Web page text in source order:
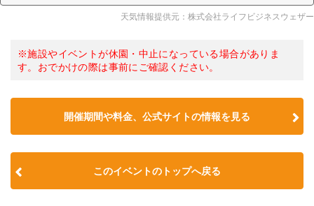
天気情報提供元：株式会社ライフビジネスウェザー
※施設やイベントが休園・中止になっている場合がありま
す。おでかけの際は事前にご確認ください。
開催期間や料金、公式サイトの情報を見る
このイベントのトップへ戻る